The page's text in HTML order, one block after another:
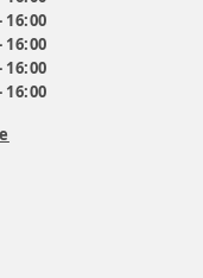
16:00
16:00
16:00
16:00